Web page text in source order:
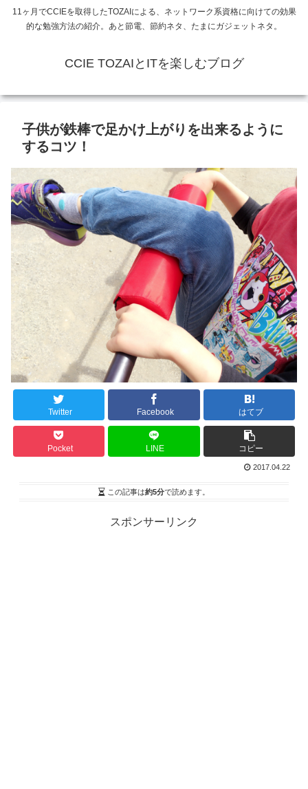
11ヶ月でCCIEを取得したTOZAIによる、ネットワーク系資格に向けての効果
的な勉強方法の紹介。あと節電、節約ネタ、たまにガジェットネタ。
CCIE TOZAIとITを楽しむブログ
子供が鉄棒で足かけ上がりを出来るように
するコツ！
Twitter Facebook はてブ
Pocket LINE コピー
2017.04.22
この記事は約5分で読めます。
スポンサーリンク